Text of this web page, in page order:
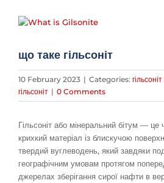
View
що таке гільсоніт
10 February 2023 | Categories: гільсоніт
гільсоніт | 0 Comments
Гільсоніт або мінеральний бітум — це
крихкий матеріал із блискучою
твердий вуглеводень, який завдяки
географічним умовам протягом
джерелах зберігання сирої нафти в